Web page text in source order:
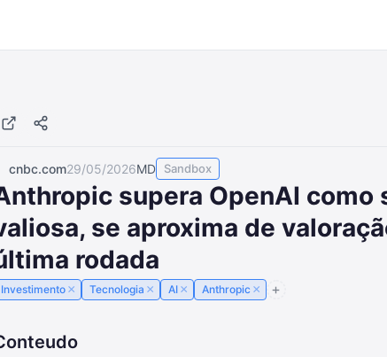
cnbc.com29/05/2026MD Sandbox
supera OpenAI como
se aproxima de
rodada
Investimento × Tecnologia × AI × Anthropic ×